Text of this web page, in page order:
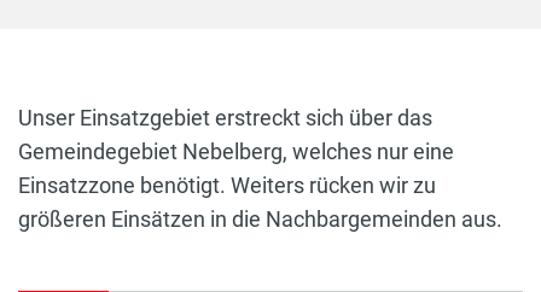
Unser Einsatzgebiet erstreckt sich über das
Gemeindegebiet Nebelberg, welches nur eine
Einsatzzone benötigt. Weiters rücken wir zu
größeren Einsätzen in die Nachbargemeinden aus.